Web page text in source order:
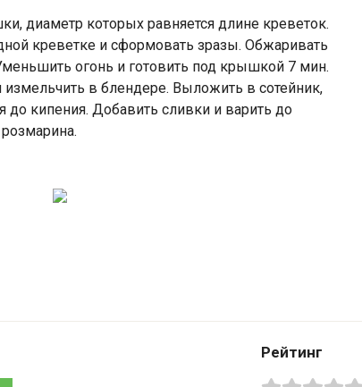
диаметр которых равняется длине креветок.
креветке и сформовать зразы. Обжаривать
огонь и готовить под крышкой 7 мин.
в блендере. Выложить в сотейник,
до кипения. Добавить сливки и варить до
Рейтинг